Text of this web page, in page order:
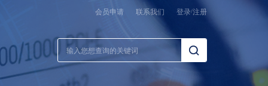
会员申请 联系我们 登录/注册